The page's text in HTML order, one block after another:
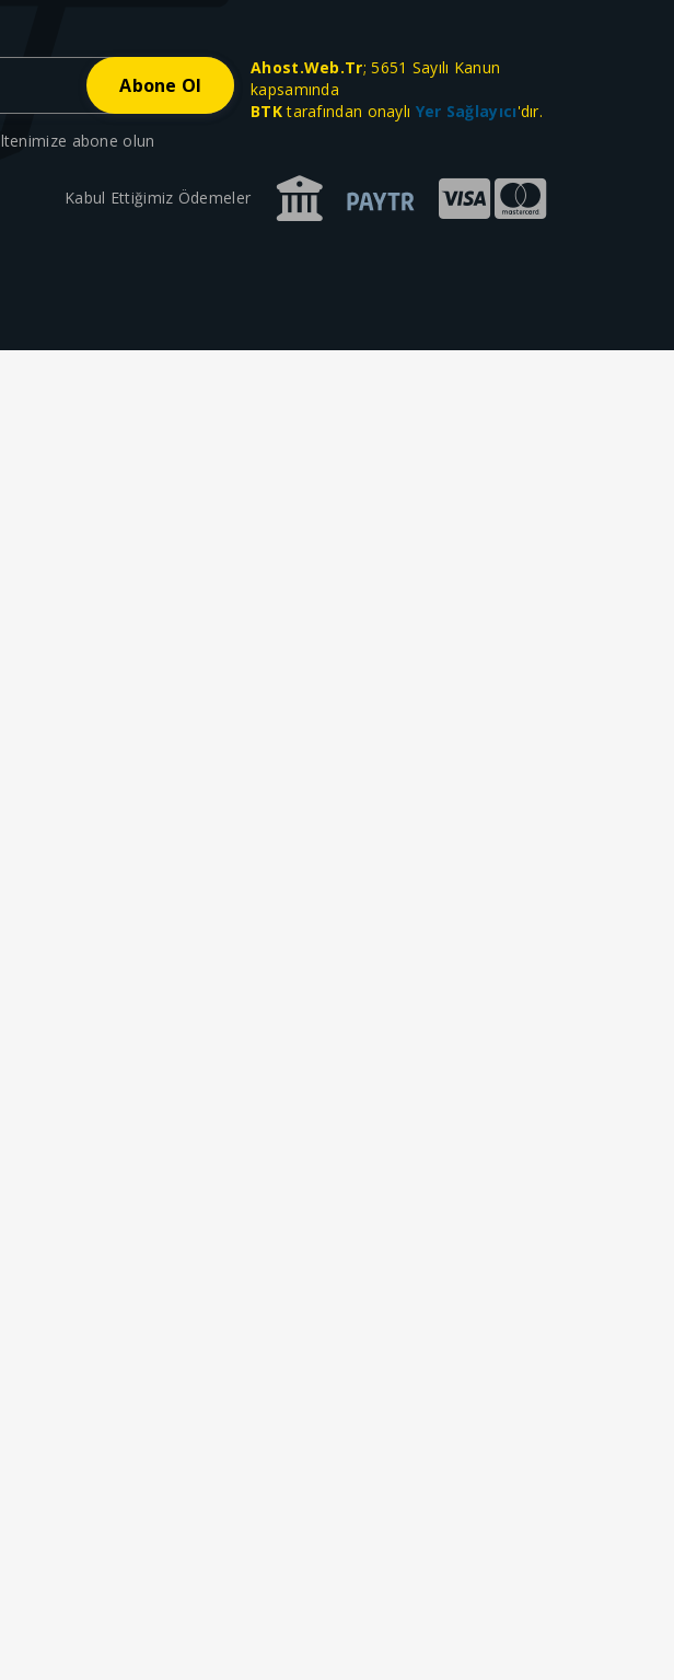
abone olun
Ahost.Web.Tr; 5651 Sayılı Kanun
kapsamında
BTKtarafından onaylı Yer Sağlayıcı'dır.
Kabul Ettiğimiz Ödemeler